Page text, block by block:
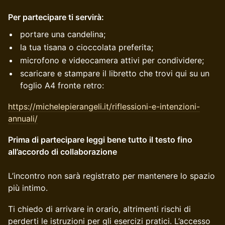
Per partecipare ti servirà:
portare una candelina;
la tua tisana o cioccolata preferita;
microfono e videocamera attivi per condividere;
scaricare e stampare il libretto che trovi qui su un
foglio A4 fronte retro:
https://michelepierangeli.it/riflessioni-e-intenzioni-
annuali/
Prima di partecipare leggi bene tutto il testo fino
all’accordo di collaborazione
L’incontro non sarà registrato per mantenere lo spazio
più intimo.
​Ti chiedo di arrivare in orario, altrimenti rischi di
perderti le istruzioni per gli esercizi pratici. L’accesso